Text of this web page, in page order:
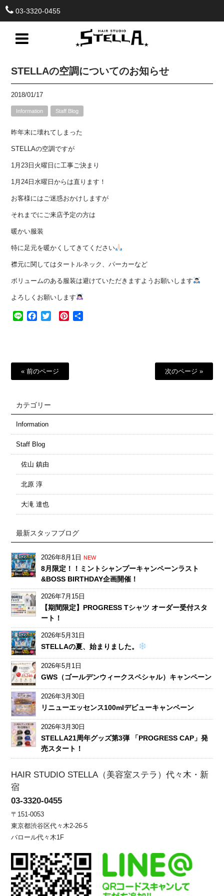
03-3320-0455
STELLAの空調についてのお知らせ
2018/01/17
Information Staff Blog
昨年末に壊れてしまった
STELLAの空調ですが
1月23日火曜日に工事ご決まり
1月24日水曜日からは直ります！
お客様にはご迷惑おかけしますが
それまでにご来店予定の方は
暖かい服装
特に足元を暖かくしてきてください
襟元に関してはタートルネック、パーカーなど
ボリュームのある服装は避けていただきますようお願いします
よろしくお願いします
Line Facebook
Twitter Pinterest
« 前のページ 次のページ »
カテゴリー
Information
Staff Blog
佐山 鎮由
北原 淳
大滝 達也
最新スタッフブログ
2026年8月1日 NEW
8月限定！！ミントシャンプーキャンペーンラスト
&BOSS BIRTHDAY企画開催！
2026年7月15日
【期間限定】PROGRESS Tシャツ オーダー受付スタ
ート！
2026年5月31日
STELLAの夏、始まりました。
2026年5月1日
GWS（ゴールデンウィークスペシャル）キャンペーン
2026年3月30日
リニューエッセンス100mlデビューキャンペーン
2026年3月30日
STELLA21周年グッズ第3弾 「PROGRESS CAP」発
売スタート！
HAIR STUDIO STELLA（美容室ステラ）代々木・新
宿
03-3320-0455
〒151-0053
東京都渋谷区代々木2-26-5
バロール代々木1F